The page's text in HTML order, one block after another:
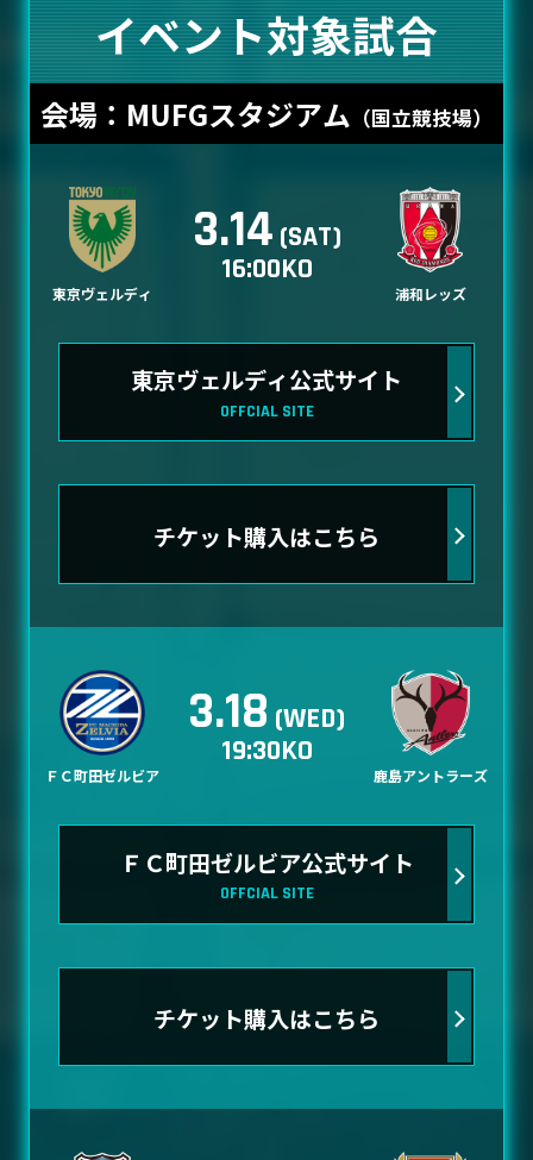
イベント対象試合
会場：MUFGスタジアム （国立競技場）
東京ヴェルディ
3.14 (SAT)
16:00KO
浦和レッズ
東京ヴェルディ公式サイト
OFFCIAL SITE
チケット購入はこちら
ＦＣ町田ゼルビア
3.18 (WED)
19:30KO
鹿島アントラーズ
ＦＣ町田ゼルビア公式サイト
OFFCIAL SITE
チケット購入はこちら